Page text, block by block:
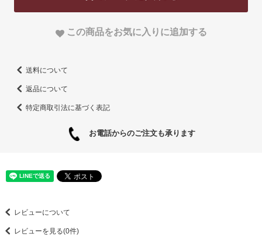
この商品をお気に入りに追加する
送料について
返品について
特定商取引法に基づく表記
お電話からのご注文も承ります
レビューについて
レビューを見る(0件)